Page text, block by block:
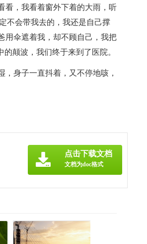
看，我看着窗外下着的大雨，听
不会带我去的，我还是自己撑
用伞遮着我，却不顾自己，我把
颠波，我们终于来到了医院。
身子一直抖着，又不停地咳，
点击下载文档
文档为doc格式